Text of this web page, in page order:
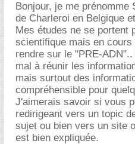
Bonjour, je me prénomme
de Charleroi en Belgique
Mes études ne se portent
scientifique mais en
rendre sur le "PRE-
mal à réunir les
mais surtout des
compréhensible pour
J'aimerais savoir si vous
redirigeant vers un topic
sujet ou bien vers un site
est bien expliquée.